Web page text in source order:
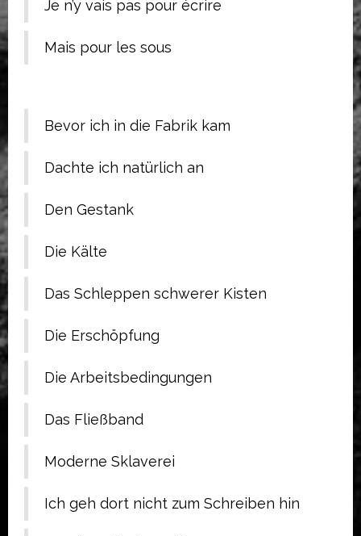
Je n’y vais pas pour écrire
Mais pour les sous
Bevor ich in die Fabrik kam
Dachte ich natürlich an
Den Gestank
Die Kälte
Das Schleppen schwerer Kisten
Die Erschöpfung
Die Arbeitsbedingungen
Das Fließband
Moderne Sklaverei
Ich geh dort nicht zum Schreiben hin